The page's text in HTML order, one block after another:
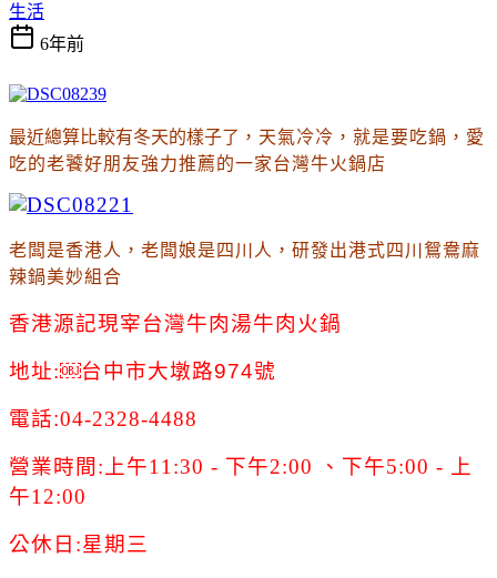
生活
6年前
最近總算比較有冬天的樣子了 ，天氣冷冷 ，就是要吃鍋 ，愛
吃的老饕好朋友強力推薦的一家台灣牛火鍋店
老闆是香港人，老闆娘是四川人，研發出港式四川鴛鴦麻
辣鍋美妙組合
香港源記現宰台灣牛肉湯牛肉火鍋
地址:￼台中市大墩路974號
電話:04-2328-4488
營業時間: 上午11:30 - 下午2:00 、下午5:00 - 上
午12:00
公休日:星期三